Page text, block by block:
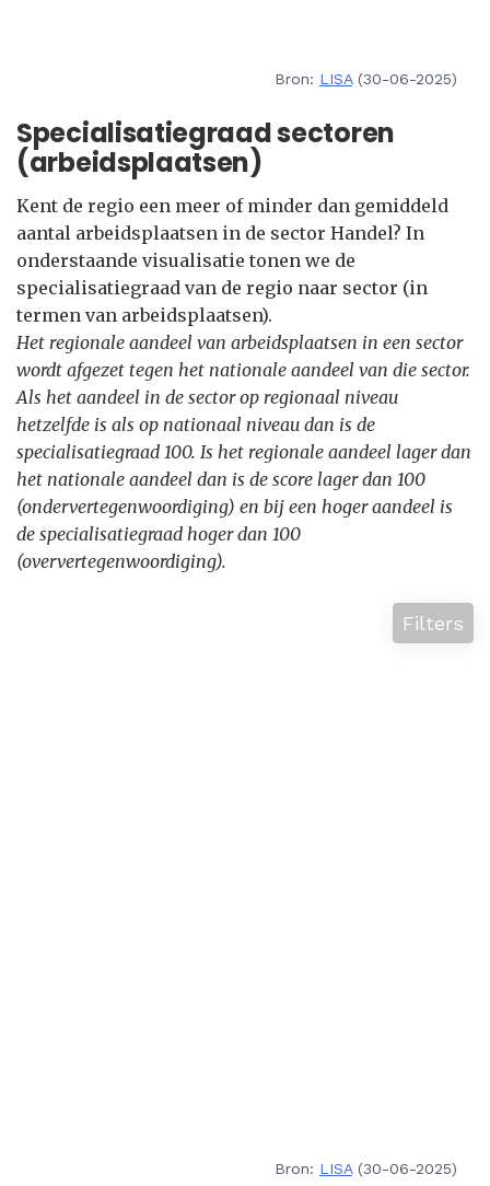
Bron: LISA(30-06-2025)
Specialisatiegraad sectoren
(arbeidsplaatsen)
Kent de regio een meer of minder dan gemiddeld
aantal arbeidsplaatsen in de sector Handel? In
onderstaande visualisatie tonen we de
specialisatiegraad van de regio naar sector (in
termen van arbeidsplaatsen).
Het regionale aandeel van arbeidsplaatsen in een sector
wordt afgezet tegen het nationale aandeel van die sector.
Als het aandeel in de sector op regionaal niveau
hetzelfde is als op nationaal niveau dan is de
specialisatiegraad 100. Is het regionale aandeel lager dan
het nationale aandeel dan is de score lager dan 100
(ondervertegenwoordiging) en bij een hoger aandeel is
de specialisatiegraad hoger dan 100
(oververtegenwoordiging).
Filters
Bron: LISA(30-06-2025)